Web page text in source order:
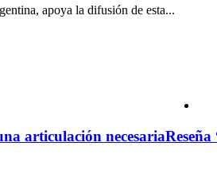
apoya la difusión de esta...
articulación necesaria